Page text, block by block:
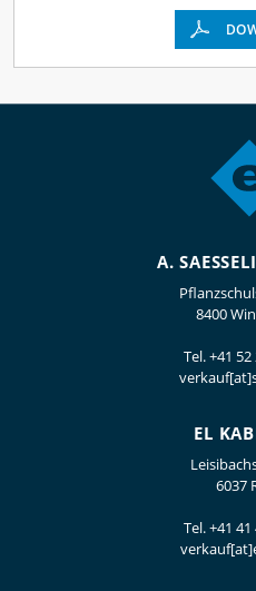
A.
8400
Tel.+41 52
EL
6037
Tel.+41 41